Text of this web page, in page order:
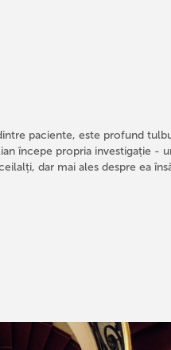
paciente, este profund
începe propria investigație -
dar mai ales despre ea